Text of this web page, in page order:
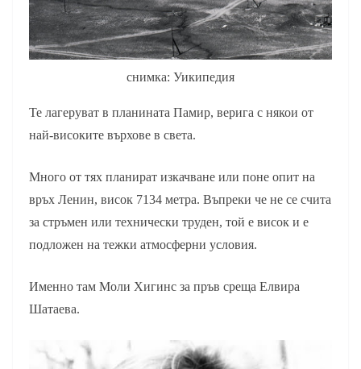
снимка: Уикипедия
Те лагеруват в планината Памир, верига с някои от
най-високите върхове в света.
Много от тях планират изкачване или поне опит на
връх Ленин, висок 7134 метра. Въпреки че не се счита
за стръмен или технически труден, той е висок и е
подложен на тежки атмосферни условия.
Именно там Моли Хигинс за пръв среща Елвира
Шатаева.